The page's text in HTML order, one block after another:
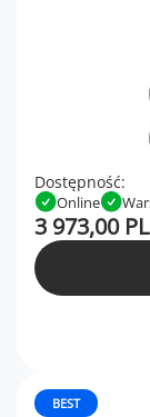
Dostępność:
Online
3 973,00
BEST